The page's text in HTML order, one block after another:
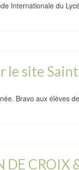
Internationale du
le site
Bravo aux élèves
CROIX